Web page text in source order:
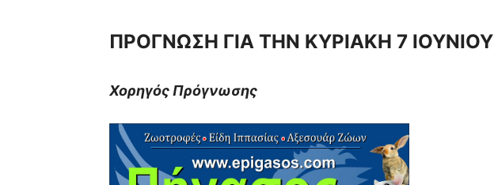
ΠΡΟΓΝΩΣΗ ΓΙΑ ΤΗΝ ΚΥΡΙΑΚΗ 7 ΙΟΥΝΙΟΥ
Χορηγός Πρόγνωσης